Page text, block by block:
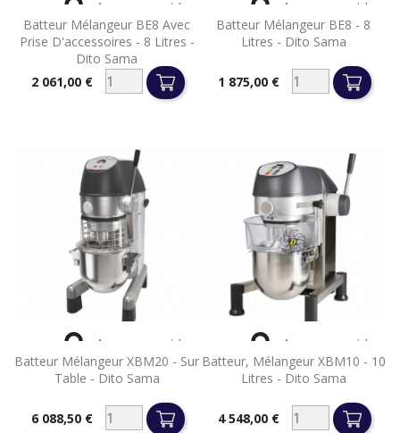
Batteur Mélangeur BE8 Avec
Prise D'accessoires - 8 Litres -
Dito Sama
Prix2 061,00 €
 Aperçu rapide
Batteur Mélangeur BE8 - 8
Litres - Dito Sama
Prix1 875,00 €
 Aperçu rapide
Batteur Mélangeur XBM20 - Sur
Table - Dito Sama
Prix6 088,50 €
 Aperçu rapide
Batteur, Mélangeur XBM10 - 10
Litres - Dito Sama
Prix4 548,00 €
 Aperçu rapide